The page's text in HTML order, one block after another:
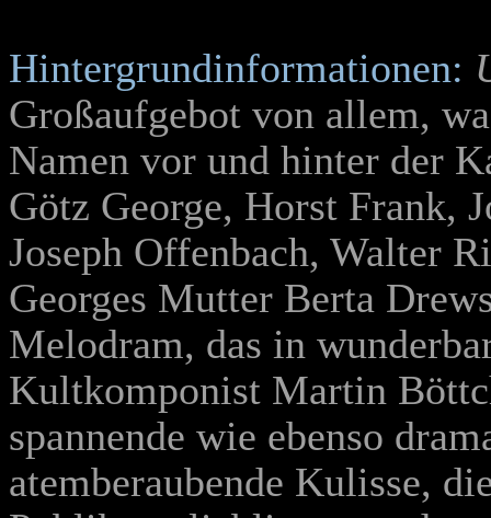
Hintergrundinformationen:
Großaufgebot von allem,
Namen vor und hinter der
Götz George, Horst Frank,
Joseph Offenbach, Walter
Georges Mutter Berta
Melodram, das in
Kultkomponist Martin
spannende wie ebenso
atemberaubende Kulisse,